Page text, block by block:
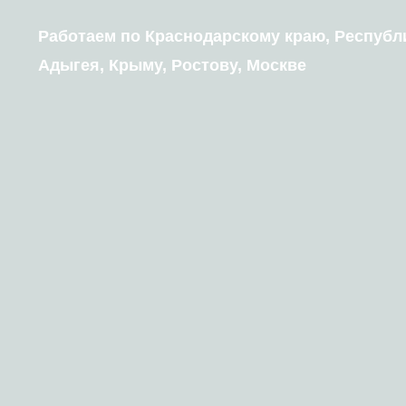
Работаем по Краснодарскому краю,
Адыгея, Крыму, Ростову, Москве